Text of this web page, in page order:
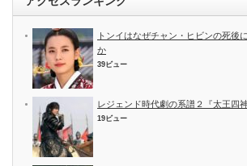
トンイはなぜチャン・ヒビンの死後
か
39ビュー
レジェンド時代劇の系譜２『太王四神
19ビュー